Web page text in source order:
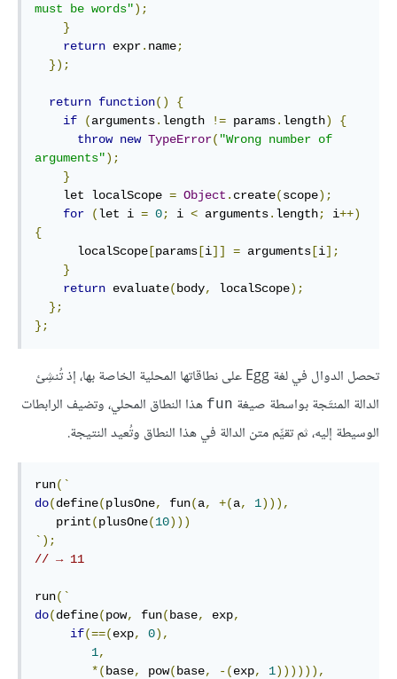
must be words");
}
return expr. name;
});
return function()
{
if
(arguments. length != params. length)
{
throw new TypeError( "Wrong number of
arguments");
}
    let localScope
= Object . create(scope);
for
(let i = 0; i < arguments. length; i++)
{
      localScope
[params [i]] = arguments [i];
}
return evaluate( body, localScope);
};
};
تحصل الدوال في لغة Egg على نطاقاتها المحلية الخاصة بها، إذ تُنشِئ
الدالة المنتَجة بواسطة صيغة fun هذا النطاق المحلي، وتضيف الرابطات
الوسيطة إليه، ثم تقيِّم متن الدالة في هذا النطاق وتُعيد النتيجة.
run(`
do(define(plusOne, fun(a, +(a, 1))),
   print
(plusOne(10)))
`);
// → 11
run(`
do(define(pow, fun( base, exp,
if(==(exp, 0),
1,
*( base, pow( base, -(exp, 1)))))),